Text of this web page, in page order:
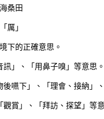
桑田
厲」
下的正確意思。
」、「用鼻子嗅」等意思。
嚥下」、「理會、接納」
賞」、「拜訪、探望」等